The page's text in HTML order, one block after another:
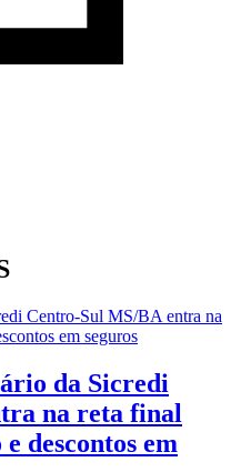
da Sicredi
na reta final
descontos em